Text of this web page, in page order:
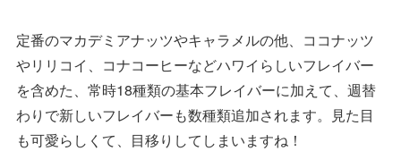
定番のマカデミアナッツやキャラメルの他、ココナッツ
やリリコイ、コナコーヒーなどハワイらしいフレイバー
を含めた、常時18種類の基本フレイバーに加えて、週替
わりで新しいフレイバーも数種類追加されます。見た目
も可愛らしくて、目移りしてしまいますね！